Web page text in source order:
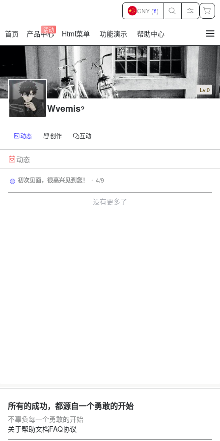
首页 产品中心
活动 Html菜单 功能演示 帮助中心
CNY (¥)
Lv.0
Wvemis⁹
动态 创作 互动
动态
初次见面，很高兴见到您！ • 4/9
没有更多了
所有的成功，都源自一个勇敢的开始
不辜负每一个勇敢的开始
关于帮助文档FAQ协议